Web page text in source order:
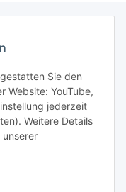
Sie den
Website: YouTube,
jederzeit
Weitere Details
unserer